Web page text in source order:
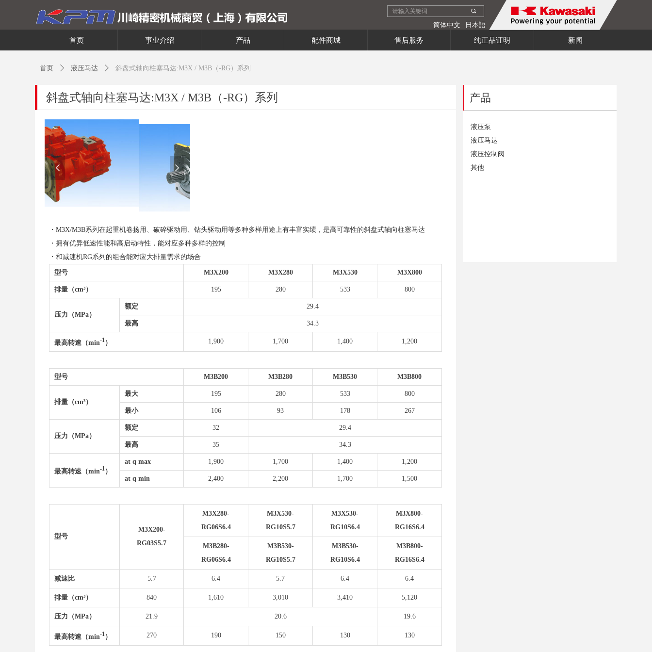
끠
首页 事业介绍 产品 配件商城 售后服务 纯正品证明 新闻
简体中文 日本語
斜盘式轴向柱塞马达:M3X / M3B（-RG）系列
넳 넲
・M3X/M3B系列在起重机卷扬用、破碎驱动用、钻头驱动用等多种多样用途上有丰富实绩，是高可靠性的斜盘式轴向柱塞马达
・拥有优异低速性能和高启动特性，能对应多种多样的控制
・和减速机RG系列的组合能对应大排量需求的场合
型号 M3X200 M3X280 M3X530 M3X800
排量（cm³） 195 280 533 800
压力（MPa）
额定 29.4
最高 34.3
最高转速（min-1） 1,900 1,700 1,400 1,200
型号 M3B200 M3B280 M3B530 M3B800
排量（cm³）
最大 195 280 533 800
最小 106 93 178 267
压力（MPa）
额定 32 29.4
最高 35 34.3
最高转速 （min-1）
at q max 1,900 1,700 1,400 1,200
at q min 2,400 2,200 1,700 1,500
型号
M3X200-
RG03S5.7
M3X280-
RG06S6.4
M3X530-
RG10S5.7
M3X530-
RG10S6.4
M3X800-
RG16S6.4
M3B280-
RG06S6.4
M3B530-
RG10S5.7
M3B530-
RG10S6.4
M3B800-
RG16S6.4
减速比 5.7 6.4 5.7 6.4 6.4
排量（cm³） 840 1,610 3,010 3,410 5,120
压力（MPa） 21.9 20.6 19.6
最高转速 （min-1） 270 190 150 130 130
首页 ꄲ 液压马达 ꄲ 斜盘式轴向柱塞马达:M3X / M3B（-RG）系列
产品
液压泵
液压马达
液压控制阀
其他